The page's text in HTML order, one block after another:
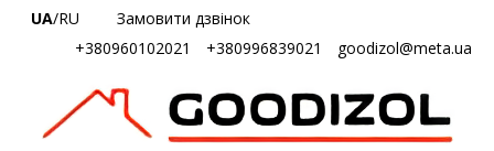
UA/RU
Замовити дзвінок
+380960102021
+380996839021 goodizol@meta.ua